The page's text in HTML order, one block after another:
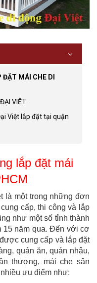
MÁI CHE DI
VIỆT
Việt lắp đặt tại quận
lắp đặt mái
là một trong những đơn
cấp, thi công và lắp
như một số tỉnh thành
15 năm qua. Đến với cơ
cung cấp và lắp đặt
quán ăn, quán nhậu,
thượng, mái che sân
ưu điểm như: